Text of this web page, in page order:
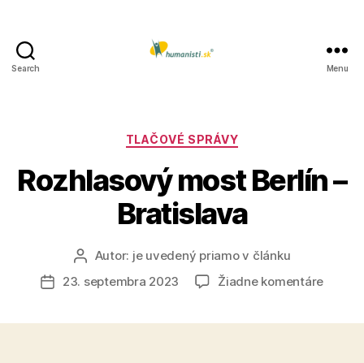
Search Menu
Kategórie
TLAČOVÉ SPRÁVY
Rozhlasový most Berlín –
Bratislava
AutorAutor: je uvedený priamo v článku
Dátum
23. septembra 2023 Žiadne komentárena